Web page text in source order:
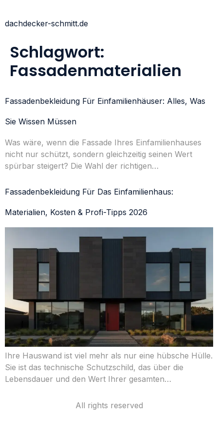
dachdecker-schmitt.de
Schlagwort:
Fassadenmaterialien
Fassadenbekleidung Für Einfamilienhäuser: Alles, Was
Sie Wissen Müssen
Was wäre, wenn die Fassade Ihres Einfamilienhauses
nicht nur schützt, sondern gleichzeitig seinen Wert
spürbar steigert? Die Wahl der richtigen…
Fassadenbekleidung Für Das Einfamilienhaus:
Materialien, Kosten & Profi-Tipps 2026
Ihre Hauswand ist viel mehr als nur eine hübsche Hülle.
Sie ist das technische Schutzschild, das über die
Lebensdauer und den Wert Ihrer gesamten…
All rights reserved